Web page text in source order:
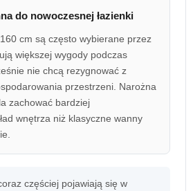
do nowoczesnej łazienki
cm są często wybierane przez
większej wygody podczas
nie chcą rezygnować z
przestrzeni. Narożna
zachować bardziej
wnętrza niż klasyczne wanny
częściej pojawiają się w